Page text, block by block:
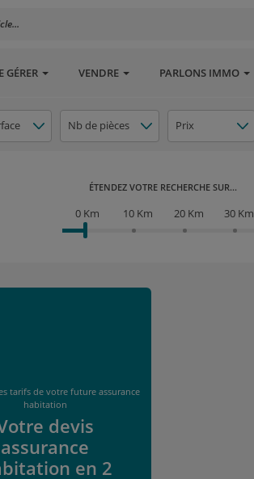
GÉRER VENDRE PARLONS IMMO
Nb de pièces Prix
ÉTENDEZ VOTRE RECHERCHE SUR...
0 Km 10 Km 20 Km 30 Km
tarifs de votre future assurance
habitation
devis
assurance
en 2